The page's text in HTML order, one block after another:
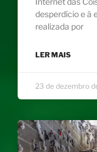
desperdício e à
realizada por
LER MAIS
23 de dezembro